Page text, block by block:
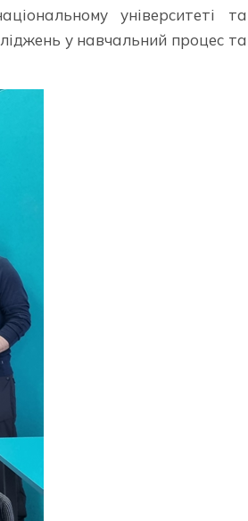
університеті та
у навчальний процес та